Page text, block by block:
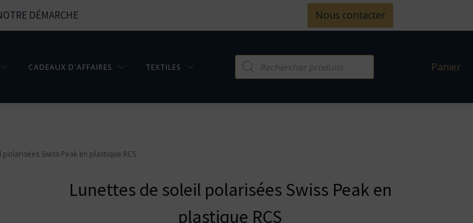
DÉMARCHE Nous contacter
CADEAUX D'AFFAIRES TEXTILES
Recherche
Panier
Swiss Peak en plastique RCS
Lunettes de soleil polarisées Swiss Peak en
plastique RCS